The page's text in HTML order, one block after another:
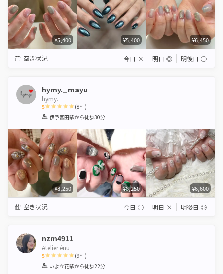
¥5,400 ¥5,400 ¥6,450
空き状況 今日 × 明日 ◎ 明後日 ◯
hymy._mayu
hymy.
5
1 2 3 4 5
(8件)
伊予富田駅から徒歩30分
¥8,250 ¥8,250 ¥6,600
空き状況 今日 ◯ 明日 × 明後日 ◎
nzm4911
Atelier énu
5
1 2 3 4 5
(9件)
いよ立花駅から徒歩22分